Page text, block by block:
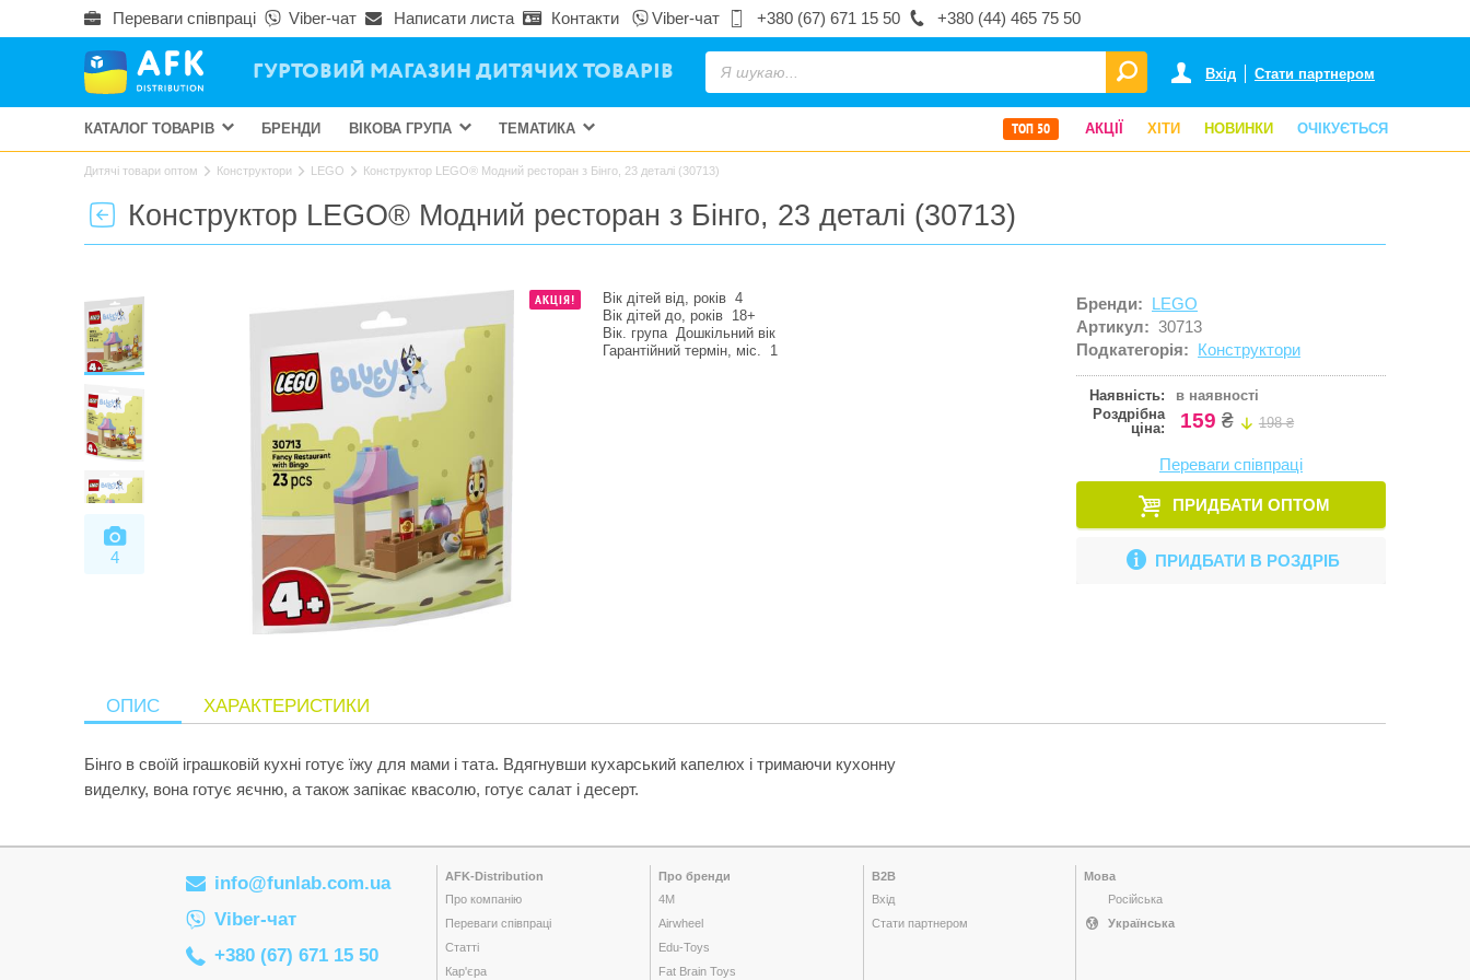
Переваги співпраці Viber-чат Написати листа Контакти Viber-чат +380 (67) 671 15 50 +380 (44) 465 75 50
ГУРТОВИЙ МАГАЗИН ДИТЯЧИХ ТОВАРІВ Вхід Стати партнером
КАТАЛОГ ТОВАРІВ БРЕНДИ ВІКОВА ГРУПА ТЕМАТИКА ТОП 50 АКЦІЇ ХІТИ НОВИНКИ ОЧІКУЄТЬСЯ
Дитячі товари оптом Конструктори LEGO Конструктор LEGO® Модний ресторан з Бінго, 23 деталі (30713)
Конструктор LEGO® Модний ресторан з Бінго, 23 деталі (30713)
АКЦІЯ!
4
Бренди: LEGO
Артикул: 30713
Подкатегорія: Конструктори
Наявність:
в наявності
Роздрібна
ціна:
159 ₴ 198 ₴
Переваги співпраці
ПРИДБАТИ ОПТОМ
ПРИДБАТИ В РОЗДРІБ
Вік дітей від, років 4
Вік дітей до, років 18+
Вік. група Дошкільний вік
Гарантійний термін, міс.
1
ОПИС ХАРАКТЕРИСТИКИ
Бінго в своїй іграшковій кухні готує їжу для мами і тата. Вдягнувши кухарський капелюх і тримаючи кухонну
виделку, вона готує яєчню, а також запікає квасолю, готує салат і десерт.
info@funlab.com.ua
Viber-чат
+380 (67) 671 15 50
AFK-Distribution
Про компанію
Переваги співпраці
Статті
Кар'єра
Про бренди
4M
Airwheel
Edu-Toys
Fat Brain Toys
B2B
Вхід
Стати партнером
Мова
Російська
Українська